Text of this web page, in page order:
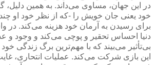
در این جهان، مساوی می‌داند. به همین دلیل،
خود یعنی جان خویش را -كه از نظر خود او
برای رسیدن به آرمان خود هزینه می‌كند. در
دنیا احساس تحقیر و پوچی می‌كند و وجود و
بی‌تأثیر می‌بیند كه با مهم‌ترین برگ زندگی
این بازی شركت می‌كند. عملیات انتحاری،